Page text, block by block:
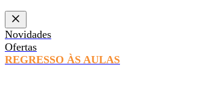
Novidades
Ofertas
REGRESSO ÀS AULAS